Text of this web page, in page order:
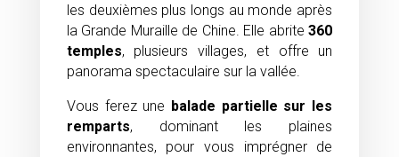
les deuxièmes plus longs au monde après
la Grande Muraille de Chine. Elle abrite360
temples, plusieurs villages, et offre un
panorama spectaculaire sur la vallée.
Vous ferez une balade partielle sur les
remparts, dominant les plaines
environnantes, pour vous imprégner de